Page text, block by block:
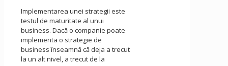
Implementarea unei strategii este
testul de maturitate al unui
business. Dacă o companie poate
implementa o strategie de
business înseamnă că deja a trecut
la un alt nivel, a trecut de la